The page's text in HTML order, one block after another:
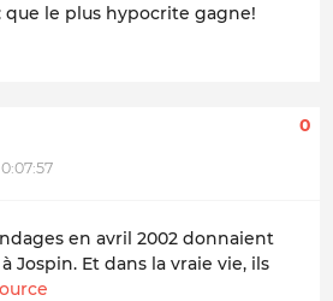
que le plus hypocrite gagne!
0
en avril 2002 donnaient
à Jospin. Et dans la vraie vie, ils